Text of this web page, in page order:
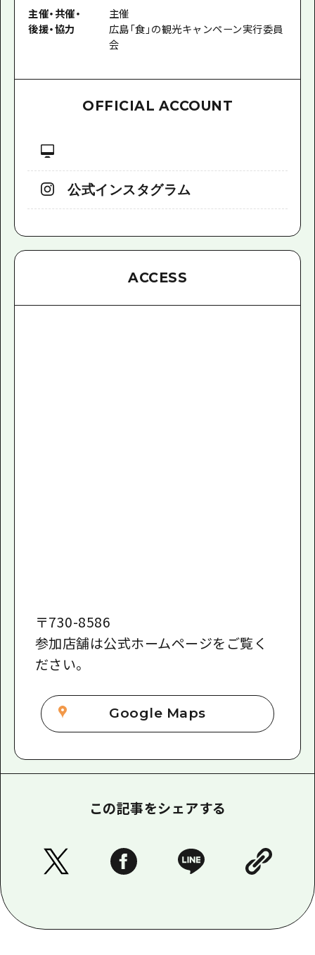
主催・共催・
後援・協力
主催
広島「食」の観光キャンペーン実行委員
会
OFFICIAL ACCOUNT
公式インスタグラム
ACCESS
〒730-8586
参加店舗は公式ホームページをご覧く
ださい。
Google Maps
この記事をシェアする